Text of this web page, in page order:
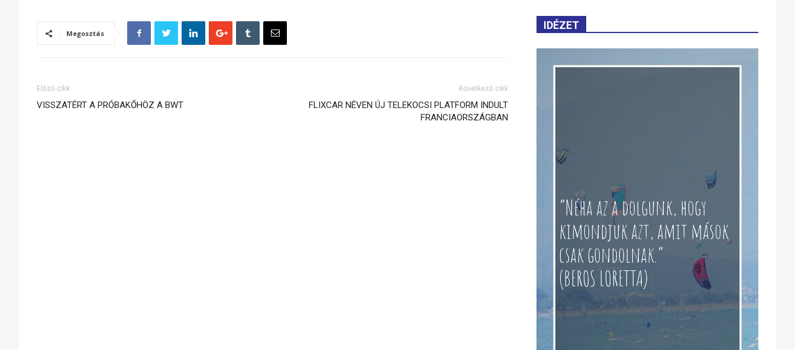
Megosztás
Előző cikk
VISSZATÉRT A PRÓBAKŐHÖZ A BWT
Következő cikk
FLIXCAR NÉVEN ÚJ TELEKOCSI PLATFORM INDULT
FRANCIAORSZÁGBAN
IDÉZET
“Néha az a dolgunk, hogy
kimondjuk azt, amit mások
csak gondolnak.”
(BEROS LORETTA)